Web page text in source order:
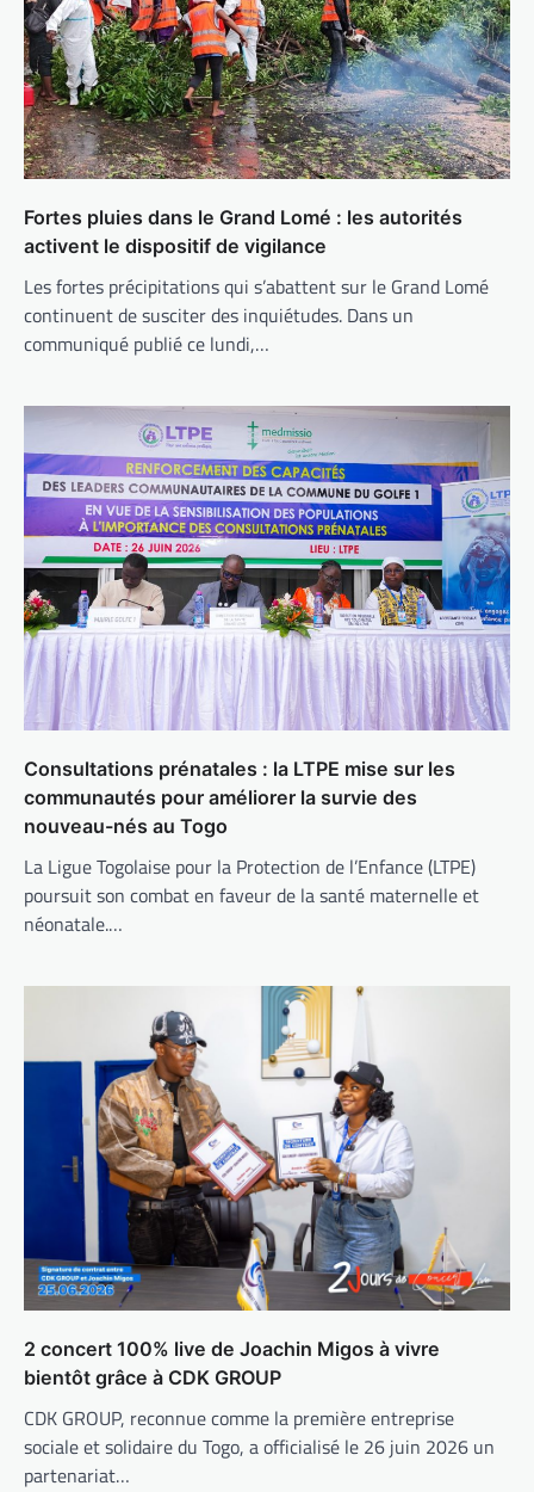
Fortes pluies dans le Grand Lomé : les autorités
activent le dispositif de vigilance
Les fortes précipitations qui s’abattent sur le Grand Lomé
continuent de susciter des inquiétudes. Dans un
communiqué publié ce lundi,…
Consultations prénatales : la LTPE mise sur les
communautés pour améliorer la survie des
nouveau-nés au Togo
La Ligue Togolaise pour la Protection de l’Enfance (LTPE)
poursuit son combat en faveur de la santé maternelle et
néonatale.…
2 concert 100% live de Joachin Migos à vivre
bientôt grâce à CDK GROUP
CDK GROUP, reconnue comme la première entreprise
sociale et solidaire du Togo, a officialisé le 26 juin 2026 un
partenariat…